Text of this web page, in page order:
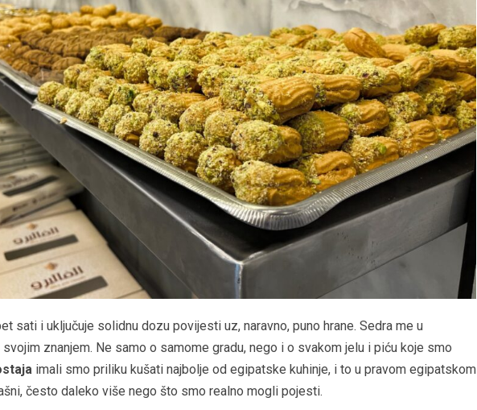
sati i uključuje solidnu dozu povijesti uz, naravno, puno hrane. Sedra me u
znanjem. Ne samo o samome gradu, nego i o svakom jelu i piću koje smo
imali smo priliku kušati najbolje od egipatske kuhinje, i to u pravom egipatskom
često daleko više nego što smo realno mogli pojesti.